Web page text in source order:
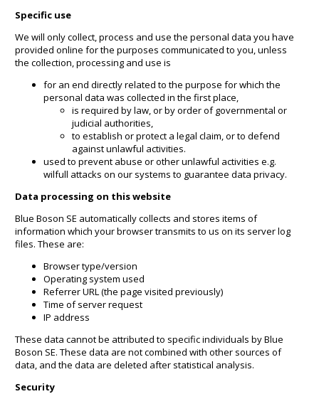
Specific use
We will only collect, process and use the personal data you have
provided online for the purposes communicated to you, unless
the collection, processing and use is
for an end directly related to the purpose for which the
personal data was collected in the first place,
is required by law, or by order of governmental or
judicial authorities,
to establish or protect a legal claim, or to defend
against unlawful activities.
used to prevent abuse or other unlawful activities e.g.
wilfull attacks on our systems to guarantee data privacy.
Data processing on this website
Blue Boson SE automatically collects and stores items of
information which your browser transmits to us on its server log
files. These are:
Browser type/version
Operating system used
Referrer URL (the page visited previously)
Time of server request
IP address
These data cannot be attributed to specific individuals by Blue
Boson SE. These data are not combined with other sources of
data, and the data are deleted after statistical analysis.
Security